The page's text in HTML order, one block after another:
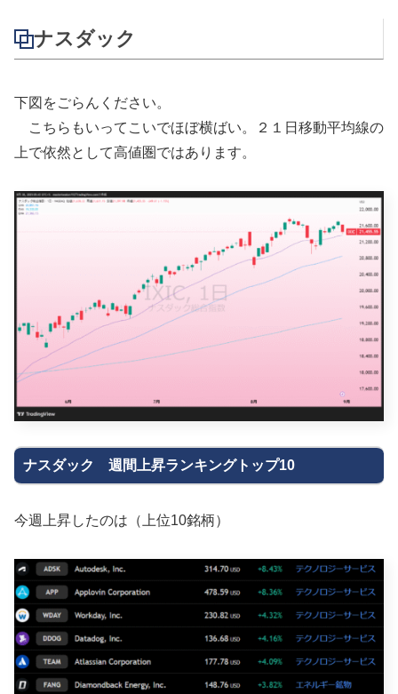
ナスダック
下図をごらんください。
こちらもいってこいでほぼ横ばい。２１日移動平均線の
上で依然として高値圏ではあります。
ナスダック 週間上昇ランキングトップ10
今週上昇したのは（上位10銘柄）